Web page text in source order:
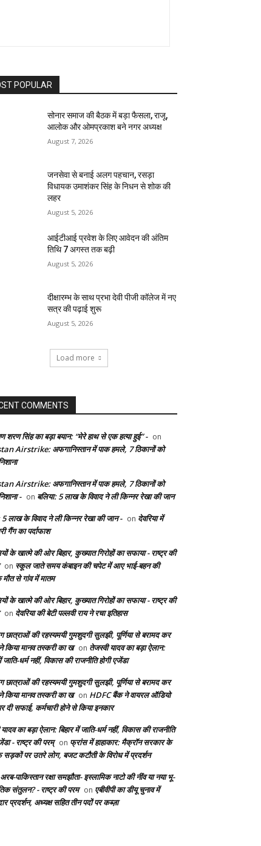
POPULAR
सोनार समाज की बैठक में बड़ा फैसला, राजू,
आलोक और ओमप्रकाश बने नगर अध्यक्ष
August 7, 2026
जनसेवा से बनाई अलग पहचान, रसड़ा
विधायक उमाशंकर सिंह के निधन से शोक की
लहर
August 5, 2026
आईटीआई प्रवेश के लिए आवेदन की अंतिम
तिथि 7 अगस्त तक बढ़ी
August 5, 2026
दीक्षारम्भ के साथ प्रभा देवी पीजी कॉलेज में नए
सत्र की पढ़ाई शुरू
August 5, 2026
Load more
COMMENTS
शरण सिंह का बड़ा बयान: “मेरे हाथ से एक हत्या हुई” - on
Airstrike: अफगानिस्तान में पाक हमले, 7 ठिकानों को
Airstrike: अफगानिस्तान में पाक हमले, 7 ठिकानों को
- on बलिया: 5 लाख के विवाद ने ली किन्नर रेखा की जान
5 लाख के विवाद ने ली किन्नर रेखा की जान - on देवरिया में
गैंग का पर्दाफाश
के खात्मे की ओर बिहार, कुख्यात गिरोहों का सफाया - राष्ट्र की
on स्कूल जाते समय कंबाइन की चपेट में आए भाई-बहन की
मौत से गांव में मातम
के खात्मे की ओर बिहार, कुख्यात गिरोहों का सफाया - राष्ट्र की
on देवरिया की बेटी पल्लवी राय ने रचा इतिहास
छात्राओं की रहस्यमयी गुमशुदगी सुलझी, पूर्णिया से बरामद कर
किया मानव तस्करी का ख on तेजस्वी यादव का बड़ा ऐलान:
जाति-धर्म नहीं, विकास की राजनीति होगी एजेंडा
छात्राओं की रहस्यमयी गुमशुदगी सुलझी, पूर्णिया से बरामद कर
किया मानव तस्करी का ख on HDFC बैंक ने वायरल ऑडियो
दी सफाई, कर्मचारी होने से किया इनकार
का बड़ा ऐलान: बिहार में जाति-धर्म नहीं, विकास की राजनीति
- राष्ट्र की परम् on फ्रांस में हाहाकार: मैक्रॉन सरकार के
सड़कों पर उतरे लोग, बजट कटौती के विरोध में प्रदर्शन
पाकिस्तान रक्षा समझौता- इस्लामिक नाटो की नींव या नया भू-
संतुलन? - राष्ट्र की परम on एबीवीपी का डीयू चुनाव में
प्रदर्शन, अध्यक्ष सहित तीन पदों पर कब्ज़ा